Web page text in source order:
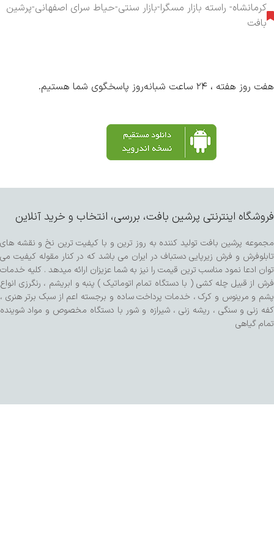
کرمانشاه- راسته بازار مسگرا-بازار سنتی-حیاط سرای اصفهانی-پرشین
بافت
هفت روز هفته ، ۲۴ ساعت شبانه‌روز پاسخگوی شما هستیم.
فروشگاه اینترنتی پرشین بافت، بررسی، انتخاب و خرید آنلاین
مجموعه پرشین بافت تولید کننده به روز ترین و با کیفیت ترین نخ و نقشه های
تابلوفرش و فرش زیرپایی دستباف در ایران می باشد که در کنار مقوله کیفیت می
توان ادعا نمود مناسب ترین قیمت را نیز به شما عزیزان ارائه میدهد . کلیه خدمات
فرش از قبیل چله کشی ( با دستگاه تمام اتوماتیک ) پنبه و ابریشم ، رنگرزی انواع
پشم و مرینوس و کرک ، خدمات پرداخت ساده و برجسته اعم از سبک برتر هنری ،
کفه زنی و سنگی ، ریشه زنی ، شیرازه و شور با دستگاه مخصوص و مواد شوینده
تمام گیاهی